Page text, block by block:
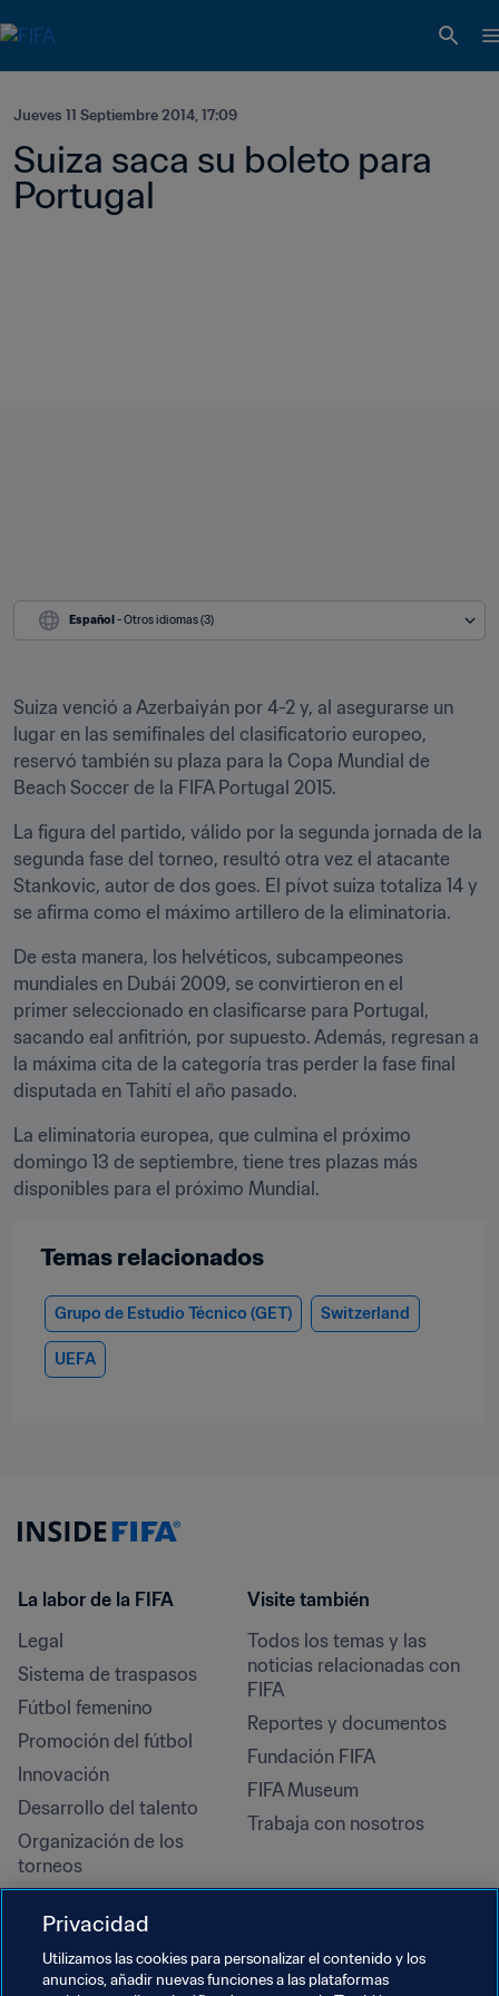
Jueves 11 Septiembre 2014, 17:09
Suiza saca su boleto para
Portugal
Español - Otros idiomas (3)
Suiza venció a Azerbaiyán por 4-2 y, al asegurarse un
lugar en las semifinales del clasificatorio europeo,
reservó también su plaza para la Copa Mundial de
Beach Soccer de la FIFA Portugal 2015.
La figura del partido, válido por la segunda jornada de la
segunda fase del torneo, resultó otra vez el atacante
Stankovic, autor de dos goes. El pívot suiza totaliza 14 y
se afirma como el máximo artillero de la eliminatoria.
De esta manera, los helvéticos, subcampeones
mundiales en Dubái 2009, se convirtieron en el
primer seleccionado en clasificarse para Portugal,
sacando eal anfitrión, por supuesto. Además, regresan a
la máxima cita de la categoría tras perder la fase final
disputada en Tahití el año pasado.
La eliminatoria europea, que culmina el próximo
domingo 13 de septiembre, tiene tres plazas más
disponibles para el próximo Mundial.
Temas relacionados
Grupo de Estudio Técnico (GET) Switzerland
UEFA
La labor de la FIFA
Legal
Sistema de traspasos
Fútbol femenino
Promoción del fútbol
Innovación
Desarrollo del talento
Organización de los
torneos
Derechos humanos y lucha
contra la discriminación
Salud y atención médica
Visite también
Todos los temas y las
noticias relacionadas con
FIFA
Reportes y documentos
Fundación FIFA
FIFA Museum
Trabaja con nosotros
Privacidad
Utilizamos las cookies para personalizar el contenido y los
anuncios, añadir nuevas funciones a las plataformas